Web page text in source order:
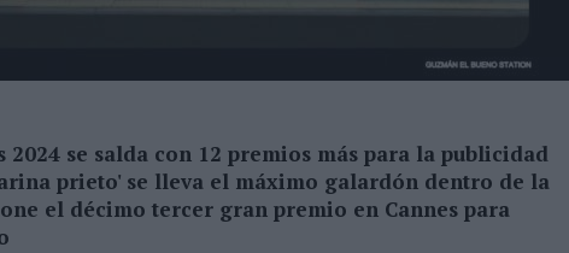
se salda con 12 premios más para la publicidad
prieto' se lleva el máximo galardón dentro de la
el décimo tercer gran premio en Cannes para